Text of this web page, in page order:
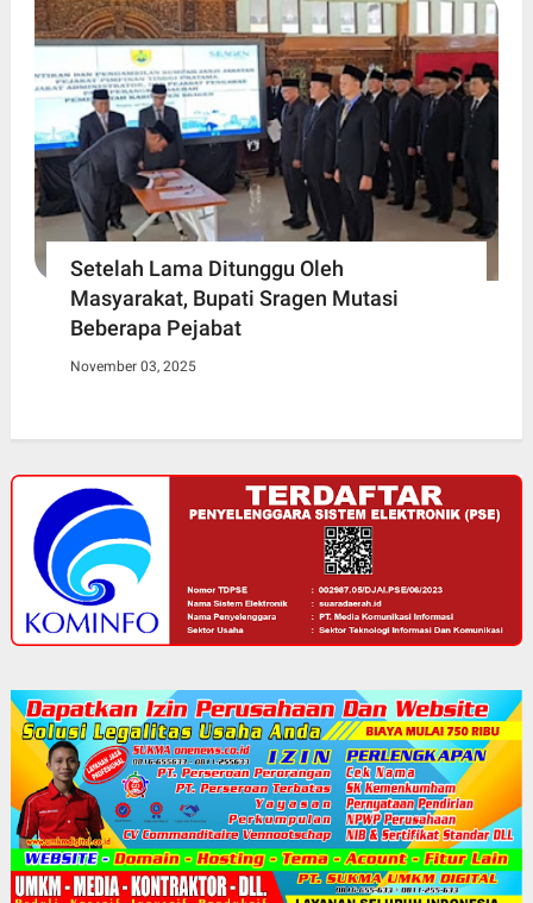
Setelah Lama Ditunggu Oleh
Masyarakat, Bupati Sragen Mutasi
Beberapa Pejabat
November 03, 2025